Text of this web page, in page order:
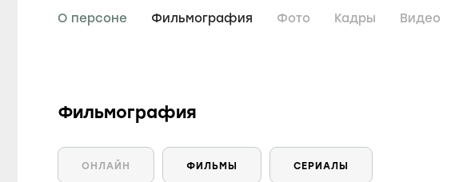
О персоне Фильмография Фото Кадры Видео
Фильмография
ОНЛАЙН ФИЛЬМЫ СЕРИАЛЫ